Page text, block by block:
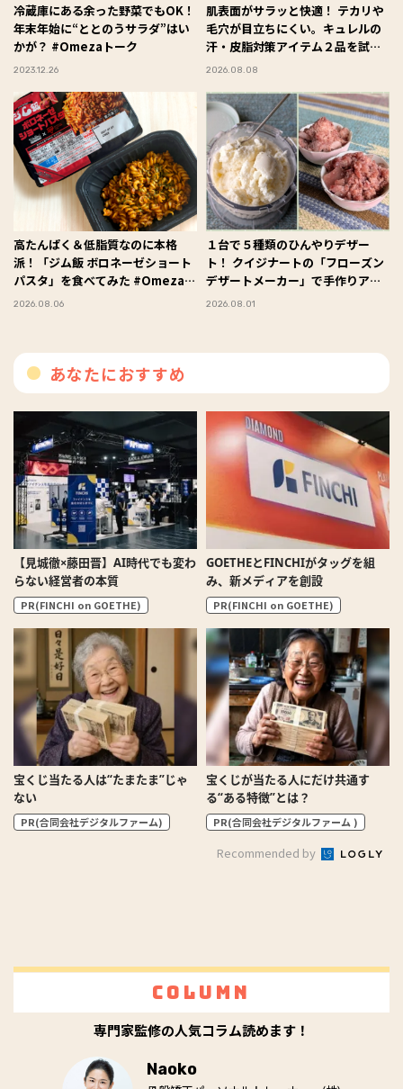
冷蔵庫にある余った野菜でもOK！
年末年始に“ととのうサラダ”はい
かが？ #Omezaトーク
2023.12.26
肌表面がサラッと快適！ テカリや
毛穴が目立ちにくい。キュレルの
汗・皮脂対策アイテム２品を試し
てみた #Omezaトーク
2026.08.08
高たんぱく＆低脂質なのに本格
派！「ジム飯 ボロネーゼショート
パスタ」を食べてみた #Omezaト
ーク
2026.08.06
１台で５種類のひんやりデザー
ト！ クイジナートの「フローズン
デザートメーカー」で手作りアイ
スを楽しんでみた #Omezaトーク
2026.08.01
あなたにおすすめ
【見城徹×藤田晋】AI時代でも変わ
らない経営者の本質
PR(FINCHI on GOETHE)
GOETHEとFINCHIがタッグを組
み、新メディアを創設
PR(FINCHI on GOETHE)
宝くじ当たる人は“たまたま”じゃ
ない
PR(合同会社デジタルファーム)
宝くじが当たる人にだけ共通す
る“ある特徴”とは？
PR(合同会社デジタルファーム )
Recommended by
Column
専門家監修の人気コラム読めます！
Naoko